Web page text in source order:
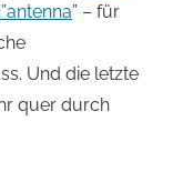
” – für
Und die letzte
quer durch